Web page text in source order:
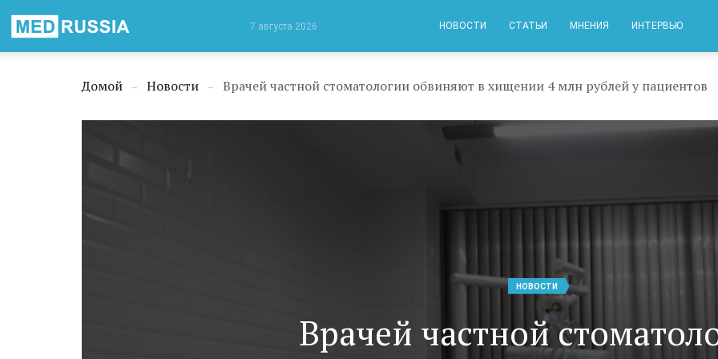
7 августа 2026 НОВОСТИ СТАТЬИ МНЕНИЯ ИНТЕРВЬЮ
Домой → Новости → Врачей частной стоматологии обвиняют в хищении 4 млн рублей у пациентов
НОВОСТИ
Врачей частной